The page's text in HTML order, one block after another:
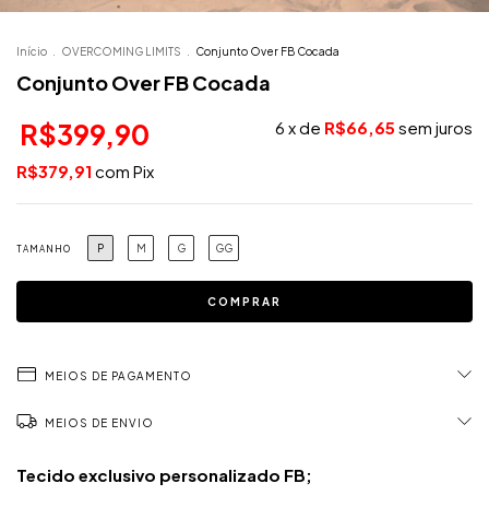
Início OVERCOMING LIMITS Conjunto Over FB Cocada
Conjunto Over FB Cocada
R$399,90 6 x de R$66,65 sem juros
R$379,91 com Pix
TAMANHO P M G GG
MEIOS DE PAGAMENTO
MEIOS DE ENVIO
Tecido exclusivo personalizado FB;